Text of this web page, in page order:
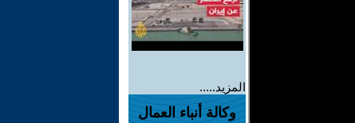
المزيد.....
وكالة أنباء العمال